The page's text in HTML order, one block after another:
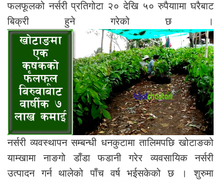
फलफूलको नर्सरी प्रतिगोटा २० देखि ५० रुपैयाामा घरैबाट
बिक्री हुने गरेको छ ।
नर्सरी व्यवस्थापन सम्बन्धी धनकुटामा तालिमपछि खोटाङको
याम्खामा नाङगो डाँडा फडानी गरेर व्यवसायिक नर्सरी
उत्पादन गर्न थालेको पाँच वर्ष भईसकेको छ । शुरुमा